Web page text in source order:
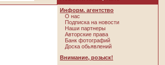
Информ. агентство
О нас
Подписка на новости
Наши партнеры
Авторские права
Банк фотографий
Доска обьявлений
Внимание, розыск!